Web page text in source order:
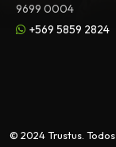
9699 0004
+569 5859 2824
© 2024 Trustus.